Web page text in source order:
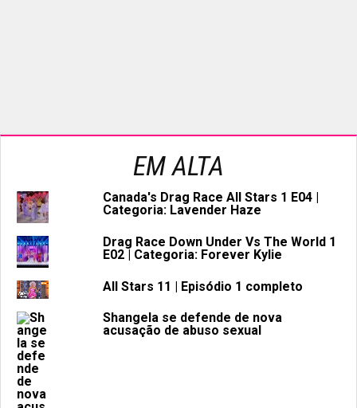
EM ALTA
Canada's Drag Race All Stars 1 E04 |
Categoria: Lavender Haze
Drag Race Down Under Vs The World 1
E02 | Categoria: Forever Kylie
All Stars 11 | Episódio 1 completo
Shangela se defende de nova
acusação de abuso sexual